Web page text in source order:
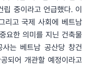
립 중이라고 언급했다. 이
리고 국제 사회에 베트남
요한 의미를 지닌 건축물
는 베트남 공산당 창건
되어 개관할 예정이라고